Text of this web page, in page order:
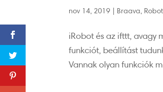
nov 14, 2019 | Braava
iRobot és az ifttt, avagy
funkciót, beállítást
Vannak olyan funkciók